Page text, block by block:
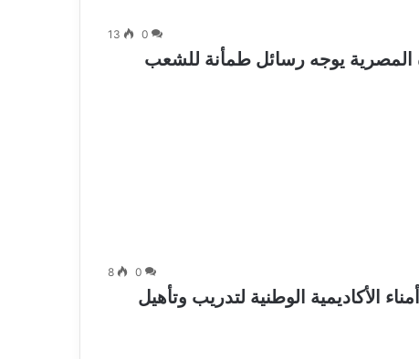
0
13
يوجه رسائل طمأنة للشعب
0
8
الأكاديمية الوطنية لتدريب وتأهيل